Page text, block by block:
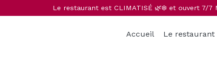
Le restaurant est CLIMATISÉ 🌿❄️ et ouvert 7/7
Accueil Le restaurant